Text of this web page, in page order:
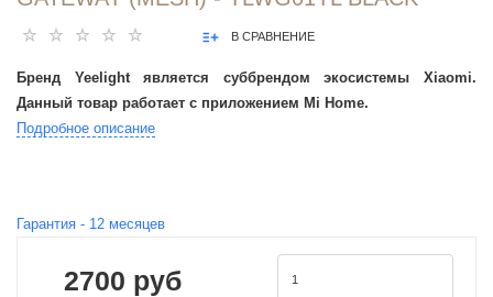
В СРАВНЕНИЕ
Бренд Yeelight является суббрендом экосистемы Xiaomi.
Данный товар работает с приложением Mi Home.
Подробное описание
Гарантия - 12 месяцев
2700 руб